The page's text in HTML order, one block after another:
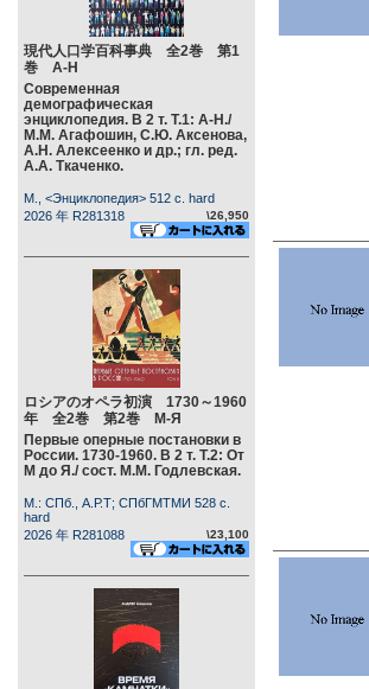
現代人口学百科事典 全2巻 第1
巻 А-Н
Современная
демографическая
энциклопедия. В 2 т. Т.1: А-Н./
М.М. Агафошин, С.Ю. Аксенова,
А.Н. Алексеенко и др.; гл. ред.
А.А. Ткаченко.
М., <Энциклопедия> 512 c. hard
2026 年 R281318
\26,950
ロシアのオペラ初演 1730～1960
年 全2巻 第2巻 М-Я
Первые оперные постановки в
России. 1730-1960. В 2 т. Т.2: От
М до Я./ сост. М.М. Годлевская.
М.: СПб., А.Р.Т; СПбГМТМИ 528 c.
hard
2026 年 R281088
\23,100